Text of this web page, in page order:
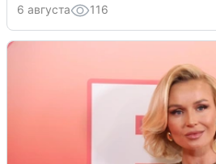
6 августа 116